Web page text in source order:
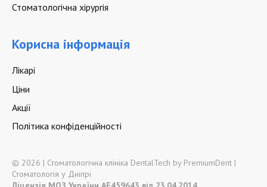
Стоматологічна хірургія
Корисна інформація
Лікарі
Ціни
Акції
Політика конфіденційності
© 2026 | Стоматологічна клініка DentalTech by PremiumDent |
Стоматологія у Дніпрі